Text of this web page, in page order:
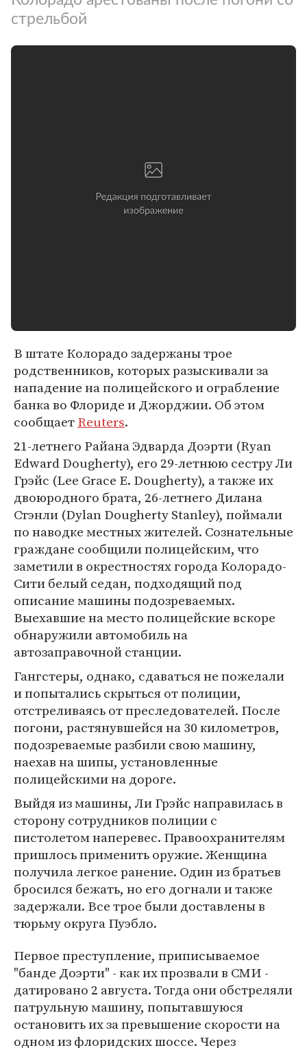
стрельбой
В штате Колорадо задержаны трое
родственников, которых разыскивали за
нападение на полицейского и ограбление
банка во Флориде и Джорджии. Об этом
сообщаетReuters.
21-летнего Райана Эдварда Доэрти (Ryan
Edward Dougherty), его 29-летнюю сестру Ли
Грэйс (Lee Grace E. Dougherty), а также их
двоюродного брата, 26-летнего Дилана
Стэнли (Dylan Dougherty Stanley), поймали
по наводке местных жителей. Сознательные
граждане сообщили полицейским, что
заметили в окрестностях города Колорадо-
Сити белый седан, подходящий под
описание машины подозреваемых.
Выехавшие на место полицейские вскоре
обнаружили автомобиль на
автозаправочной станции.
Гангстеры, однако, сдаваться не пожелали
и попытались скрыться от полиции,
отстреливаясь от преследователей. После
погони, растянувшейся на 30 километров,
подозреваемые разбили свою машину,
наехав на шипы, установленные
полицейскими на дороге.
Выйдя из машины, Ли Грэйс направилась в
сторону сотрудников полиции с
пистолетом наперевес. Правоохранителям
пришлось применить оружие. Женщина
получила легкое ранение. Один из братьев
бросился бежать, но его догнали и также
задержали. Все трое были доставлены в
тюрьму округа Пуэбло.
Первое преступление, приписываемое
"банде Доэрти" - как их прозвали в СМИ -
датировано 2 августа. Тогда они обстреляли
патрульную машину, попытавшуюся
остановить их за превышение скорости на
одном из флоридских шоссе. Через